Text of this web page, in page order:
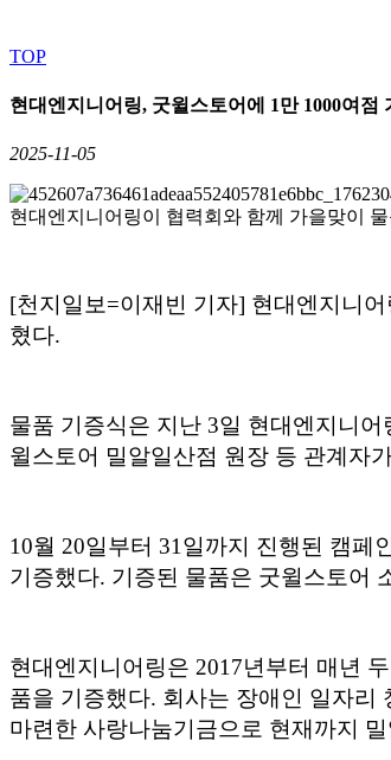
TOP
현대엔지니어링, 굿윌스토어에 1만 1000여점
2025-11-05
현대엔지니어링이 협력회와 함께 가을맞이
[천지일보=이재빈 기자] 현대엔지니
혔다.
물품 기증식은 지난 3일 현대엔지니
윌스토어 밀알일산점 원장 등 관계자
10월 20일부터 31일까지 진행된 캠페
기증했다. 기증된 물품은 굿윌스토어
현대엔지니어링은 2017년부터 매년
품을 기증했다. 회사는 장애인 일자리
마련한 사랑나눔기금으로 현재까지